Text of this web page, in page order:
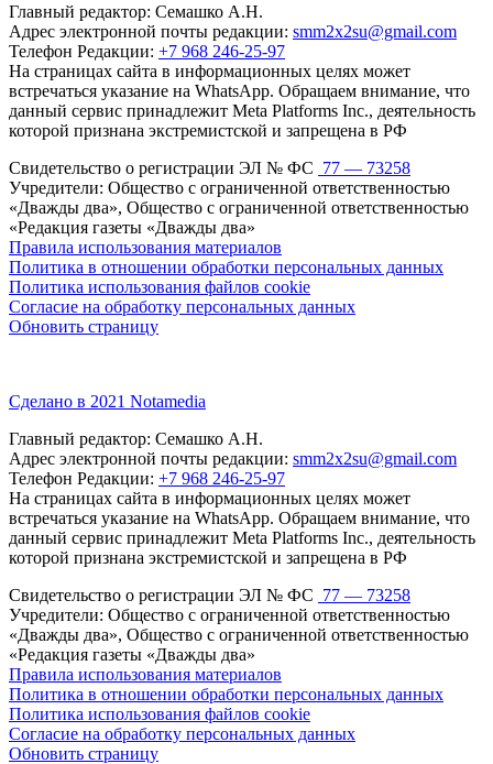
Главный редактор: Семашко А.Н.
Адрес электронной почты редакции: smm2x2su@gmail.com
Телефон Редакции: +7 968 246-25-97
На страницах сайта в информационных целях может
встречаться указание на WhatsApp. Обращаем внимание, что
данный сервис принадлежит Meta Platforms Inc., деятельность
которой признана экстремистской и запрещена в РФ
Свидетельство о регистрации ЭЛ № ФС 77 — 73258
Учредители: Общество с ограниченной ответственностью
«Дважды два», Общество с ограниченной ответственностью
«Редакция газеты «Дважды два»
Правила использования материалов
Политика в отношении обработки персональных данных
Политика использования файлов cookie
Согласие на обработку персональных данных
Обновить страницу
Сделано в 2021 Notamedia
Главный редактор: Семашко А.Н.
Адрес электронной почты редакции: smm2x2su@gmail.com
Телефон Редакции: +7 968 246-25-97
На страницах сайта в информационных целях может
встречаться указание на WhatsApp. Обращаем внимание, что
данный сервис принадлежит Meta Platforms Inc., деятельность
которой признана экстремистской и запрещена в РФ
Свидетельство о регистрации ЭЛ № ФС 77 — 73258
Учредители: Общество с ограниченной ответственностью
«Дважды два», Общество с ограниченной ответственностью
«Редакция газеты «Дважды два»
Правила использования материалов
Политика в отношении обработки персональных данных
Политика использования файлов cookie
Согласие на обработку персональных данных
Обновить страницу